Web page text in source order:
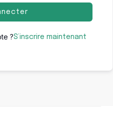
?S’inscrire maintenant